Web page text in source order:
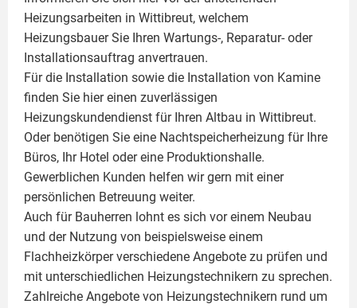
Heizungsarbeiten in Wittibreut, welchem
Heizungsbauer Sie Ihren Wartungs-, Reparatur- oder
Installationsauftrag anvertrauen.
Für die Installation sowie die Installation von Kamine
finden Sie hier einen zuverlässigen
Heizungskundendienst für Ihren Altbau in Wittibreut.
Oder benötigen Sie eine Nachtspeicherheizung für Ihre
Büros, Ihr Hotel oder eine Produktionshalle.
Gewerblichen Kunden helfen wir gern mit einer
persönlichen Betreuung weiter.
Auch für Bauherren lohnt es sich vor einem Neubau
und der Nutzung von beispielsweise einem
Flachheizkörperverschiedene Angebote zu prüfen und
mit unterschiedlichen Heizungstechnikern zu sprechen.
Zahlreiche Angebote von Heizungstechnikern rund um